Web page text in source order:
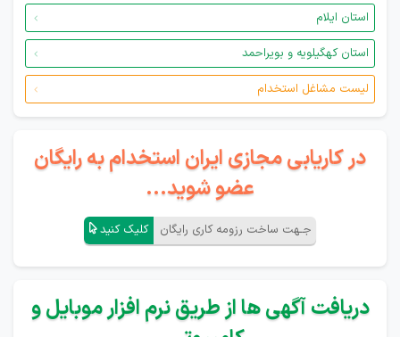
استان ایلام
استان کهگیلویه و بویراحمد
لیست مشاغل استخدام
در کاریابی مجازی ایران استخدام به رایگان
عضو شوید...
جـهت ساخت رزومه کاری رایگان کلیک کنید
دریافت آگهی ها از طریق نرم افزار موبایل و